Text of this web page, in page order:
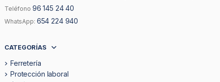
Teléfono 96 145 24 40
WhatsApp: 654 224 940
CATEGORÍAS
Ferretería
Protección laboral